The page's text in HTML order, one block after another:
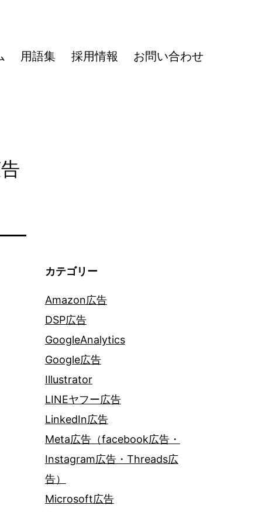
用語集 採用情報 お問い合わせ
カテゴリー
Amazon広告
DSP広告
GoogleAnalytics
Google広告
Illustrator
LINEヤフー広告
LinkedIn広告
Meta広告（facebook広告・
Instagram広告・Threads広
告）
Microsoft広告